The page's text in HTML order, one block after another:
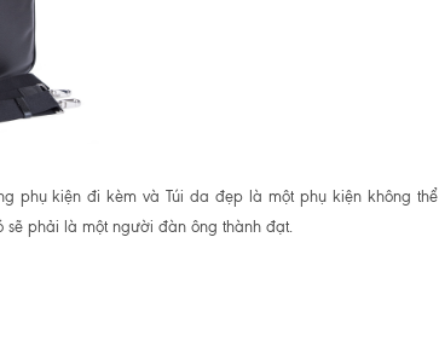
phụ kiện đi kèm và Túi da đẹp là một phụ kiện không thể
sẽ phải là một người đàn ông thành đạt.